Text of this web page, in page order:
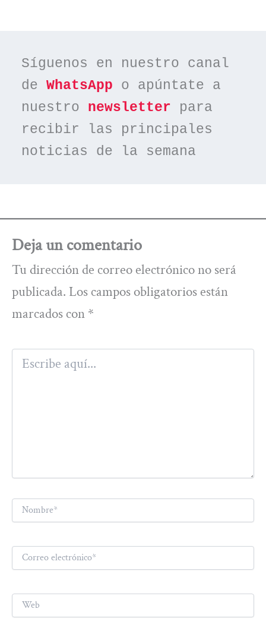
Síguenos en nuestro canal
de WhatsApp o apúntate a
nuestro newsletter para
recibir las principales
noticias de la semana
Deja un comentario
Tu dirección de correo electrónico no será
publicada. Los campos obligatorios están
marcados con *
Escribe
aquí...
Nombre*
Correo
electrónico*
Web